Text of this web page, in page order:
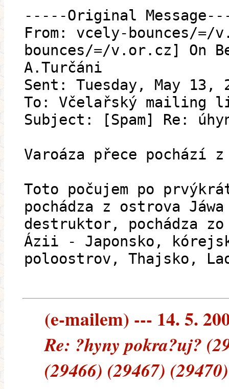
-----Original
From: vcely-bounces/
bounces/=/v.or.cz] On
A.Turčáni
Sent: Tuesday, May 13,
To: Včelařský mailing
Subject: [Spam] Re:
Varoáza přece pochází
Toto počujem po
pochádza z ostrova
destruktor, pochádza
Ázii - Japonsko,
poloostrov, Thajsko,
(e-mailem) --- 14. 5.
Re: ?hyny pokra?uj?
(29466) (29467)